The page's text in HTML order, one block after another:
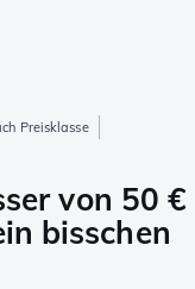
Preisklasse
von 50 €
bisschen